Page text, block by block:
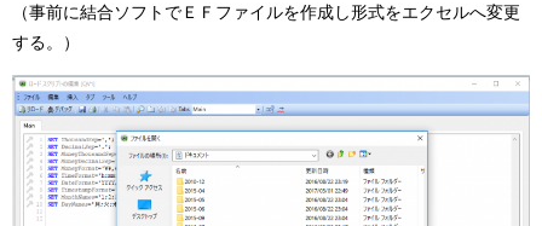
（事前に結合ソフトでＥＦファイルを作成し形式をエクセルへ変更
する。）